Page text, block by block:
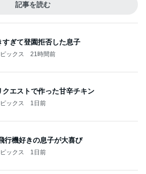
記事を読む
すぎて登園拒否した息子
ックス 21時間前
クエストで作った甘辛チキン
ックス 1日前
行機好きの息子が大喜び
ックス 1日前